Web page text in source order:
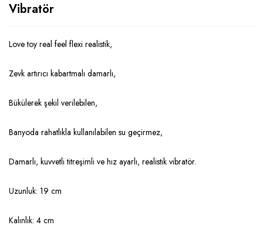
Vibratör
Love toy real feel flexi realistik,
Zevk artırıcı kabartmalı damarlı,
Bükülerek şekil verilebilen,
Banyoda rahatlıkla kullanılabilen su geçirmez,
Damarlı, kuvvetli titreşimli ve hız ayarlı, realistik vibratör.
Uzunluk: 19 cm
Kalınlık: 4 cm